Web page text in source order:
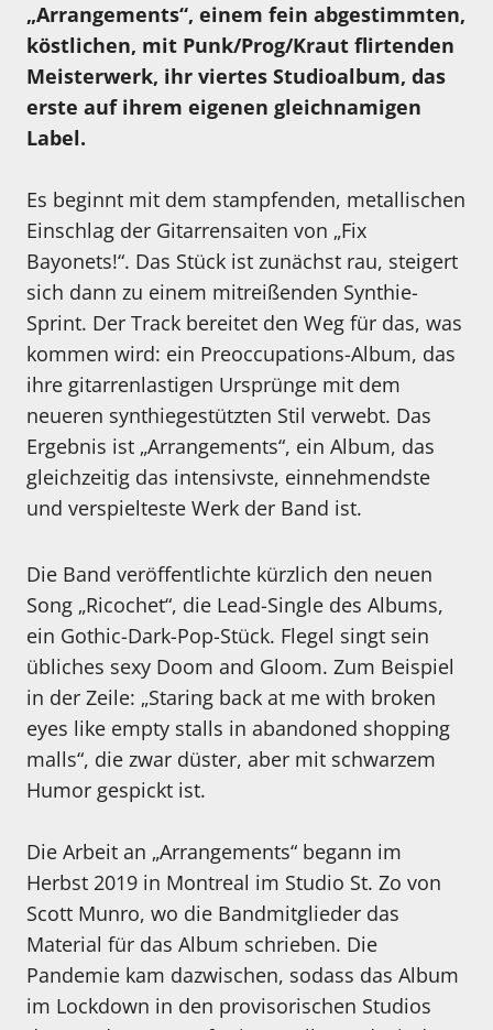
„Arrangements“, einem fein abgestimmten,
köstlichen, mit Punk/Prog/Kraut flirtenden
Meisterwerk, ihr viertes Studioalbum, das
erste auf ihrem eigenen gleichnamigen
Label.
Es beginnt mit dem stampfenden, metallischen
Einschlag der Gitarrensaiten von „Fix
Bayonets!“. Das Stück ist zunächst rau, steigert
sich dann zu einem mitreißenden Synthie-
Sprint. Der Track bereitet den Weg für das, was
kommen wird: ein Preoccupations-Album, das
ihre gitarrenlastigen Ursprünge mit dem
neueren synthiegestützten Stil verwebt. Das
Ergebnis ist „Arrangements“, ein Album, das
gleichzeitig das intensivste, einnehmendste
und verspielteste Werk der Band ist.
Die Band veröffentlichte kürzlich den neuen
Song „Ricochet“, die Lead-Single des Albums,
ein Gothic-Dark-Pop-Stück. Flegel singt sein
übliches sexy Doom and Gloom. Zum Beispiel
in der Zeile: „Staring back at me with broken
eyes like empty stalls in abandoned shopping
malls“, die zwar düster, aber mit schwarzem
Humor gespickt ist.
Die Arbeit an „Arrangements“ begann im
Herbst 2019 in Montreal im Studio St. Zo von
Scott Munro, wo die Bandmitglieder das
Material für das Album schrieben. Die
Pandemie kam dazwischen, sodass das Album
im Lockdown in den provisorischen Studios